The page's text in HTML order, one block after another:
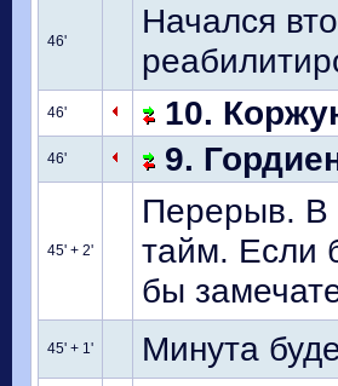
46'
Начался
46' 10.
46' 9.
45' + 2'
Перерыв. В
тайм. Если
бы
45' + 1' Минута